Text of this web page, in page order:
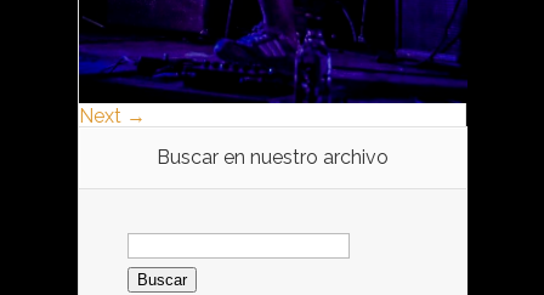
Next →
Buscar en nuestro archivo
Buscar: